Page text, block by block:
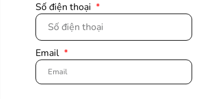
Số điện thoại
Email